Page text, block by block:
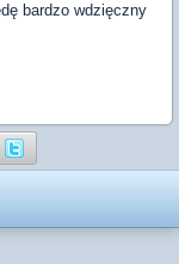
bardzo wdzięczny